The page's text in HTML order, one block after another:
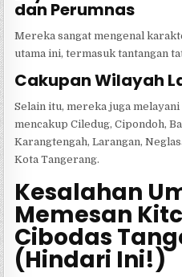
dan Perumnas
Mereka sangat mengenal
utama ini, termasuk tantangan
Cakupan Wilayah
Selain itu, mereka juga
mencakup Ciledug, Cipondoh,
Karangtengah, Larangan,
Kota Tangerang.
Kesalahan
Memesan
Cibodas
(Hindari Ini!)